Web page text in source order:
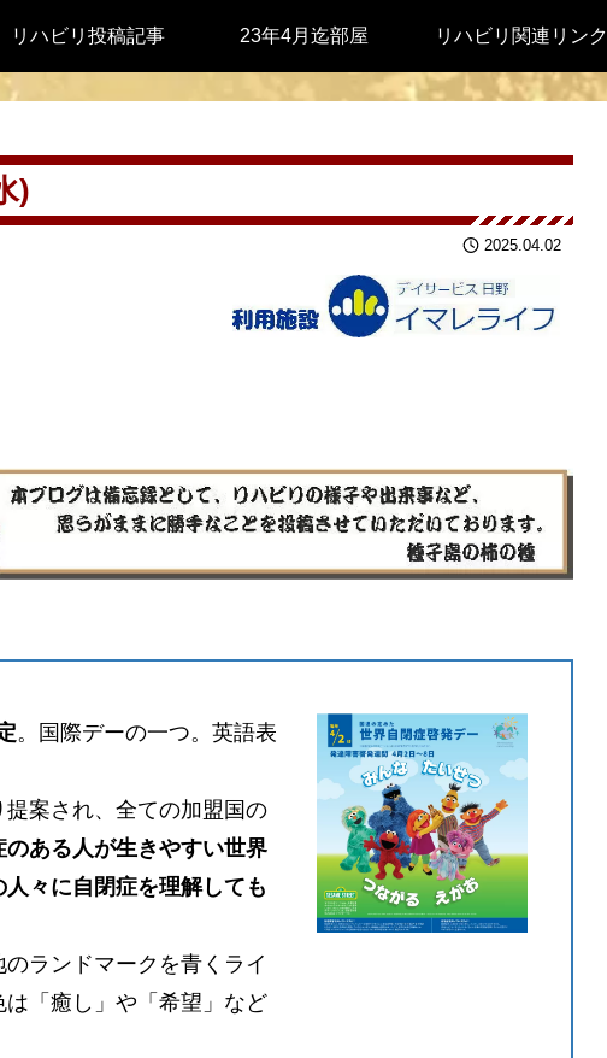
リハビリ投稿記事 23年4月迄部屋 リハビリ関連リンク
)
2025.04.02
。国際デーの一つ。英語表
案され、全ての加盟国の
のある人が生きやすい世界
々に自閉症を理解しても
ランドマークを青くライ
は「癒し」や「希望」など